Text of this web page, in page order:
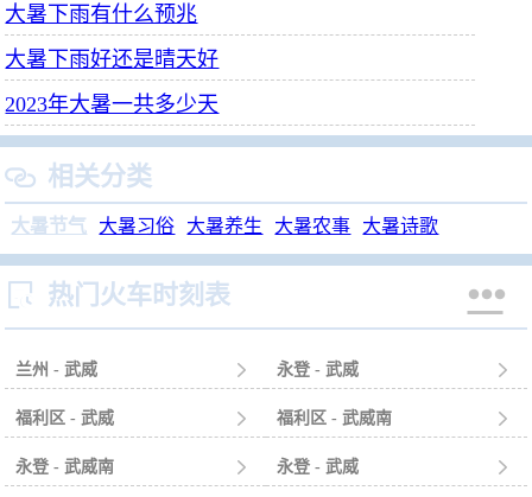
大暑下雨有什么预兆
大暑下雨好还是晴天好
2023年大暑一共多少天
 相关分类
大暑节气 大暑习俗 大暑养生 大暑农事 大暑诗歌
 热门火车时刻表 
兰州 - 武威  永登 - 武威 
福利区 - 武威  福利区 - 武威南 
永登 - 武威南  永登 - 武威 